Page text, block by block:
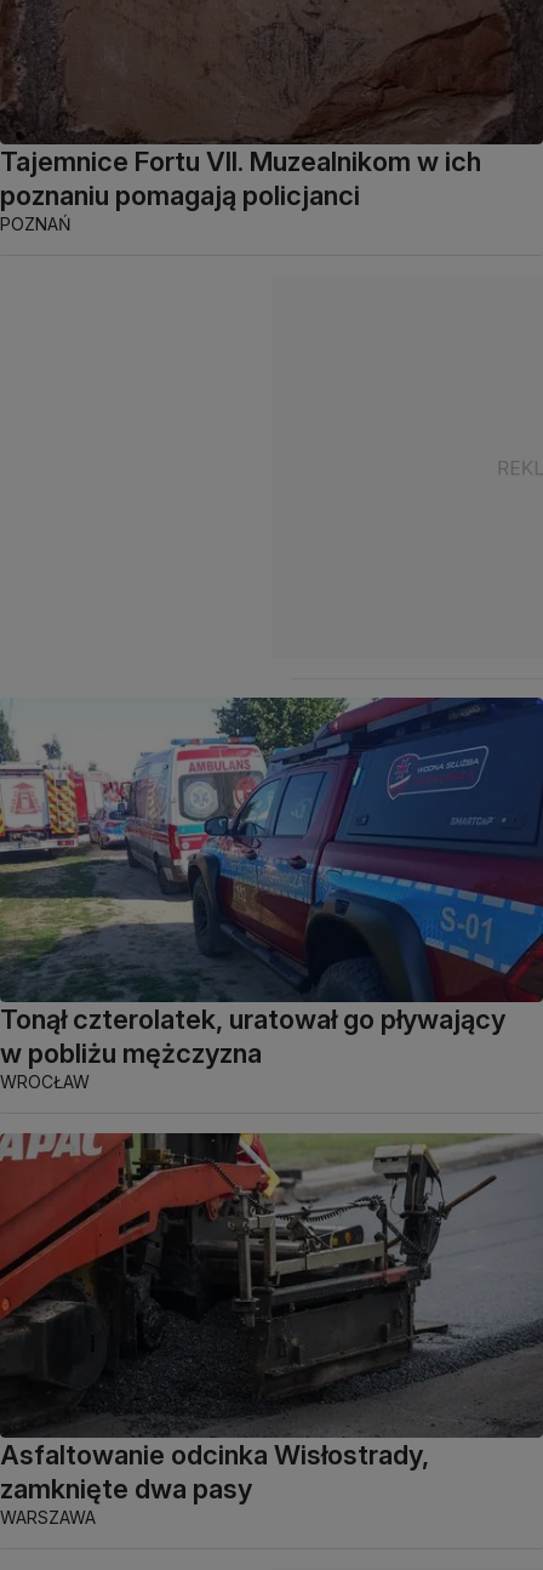
Tajemnice Fortu VII. Muzealnikom w ich
poznaniu pomagają policjanci
POZNAŃ
Tonął czterolatek, uratował go pływający
w pobliżu mężczyzna
WROCŁAW
Asfaltowanie odcinka Wisłostrady,
zamknięte dwa pasy
WARSZAWA